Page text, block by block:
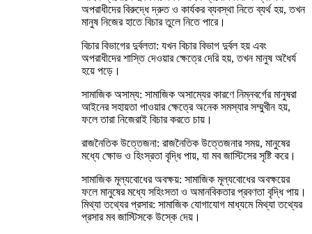
অপরাধীদের বিরুদ্ধে দ্রুত ও কার্যকর ব্যবস্থা নিতে ব্যর্থ হয়, তখন
মানুষ নিজের হাতে বিচার তুলে নিতে পারে।
বিচার বিভাগের দুর্বলতা: যখন বিচার বিভাগ দুর্বল হয় এবং
অপরাধীদের শাস্তি দেওয়ার ক্ষেত্রে দেরি হয়, তখন মানুষ অধৈর্য
হয়ে পড়ে।
সামাজিক অসাম্য: সামাজিক অসাম্যের কারণে নিম্নবর্গের মানুষরা
আইনের সহায়তা পাওয়ার ক্ষেত্রে অনেক সমস্যার সম্মুখীন হয়,
ফলে তারা নিজেরাই বিচার করতে চায়।
রাজনৈতিক উত্তেজনা: রাজনৈতিক উত্তেজনার সময়, মানুষের
মধ্যে ক্ষোভ ও হিংস্রতা বৃদ্ধি পায়, যা মব জাস্টিসের সৃষ্টি করে।
সামাজিক মূল্যবোধের অবক্ষয়: সামাজিক মূল্যবোধের অবক্ষয়ের
ফলে মানুষের মধ্যে সহিংসতা ও অমানবিকতার প্রবণতা বৃদ্ধি পায়।
মিথ্যা তথ্যের প্রসার: সামাজিক যোগাযোগ মাধ্যমে মিথ্যা তথ্যের
প্রসার মব জাস্টিসকে উস্কে দেয়।